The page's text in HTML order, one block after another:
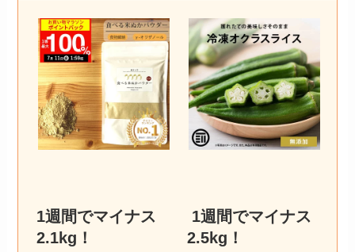
1週間でマイナス
2.1kg ！
1週間でマイナス
2.5kg ！